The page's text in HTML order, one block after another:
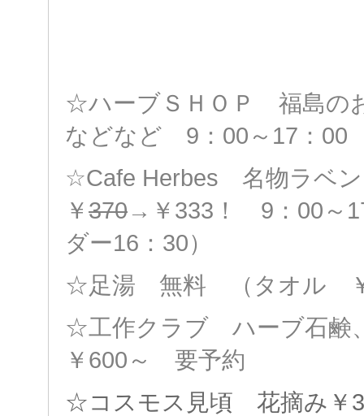
☆ハーブＳＨＯＰ 福島の
などなど 9：00～17：00
☆Cafe Herbes 名物ラベ
￥370→￥333！
9：00～
ダー16：30）
☆足湯 無料 （タオル
☆工作クラブ ハーブ石
￥600～
要予約
☆コスモス見頃 花摘み￥